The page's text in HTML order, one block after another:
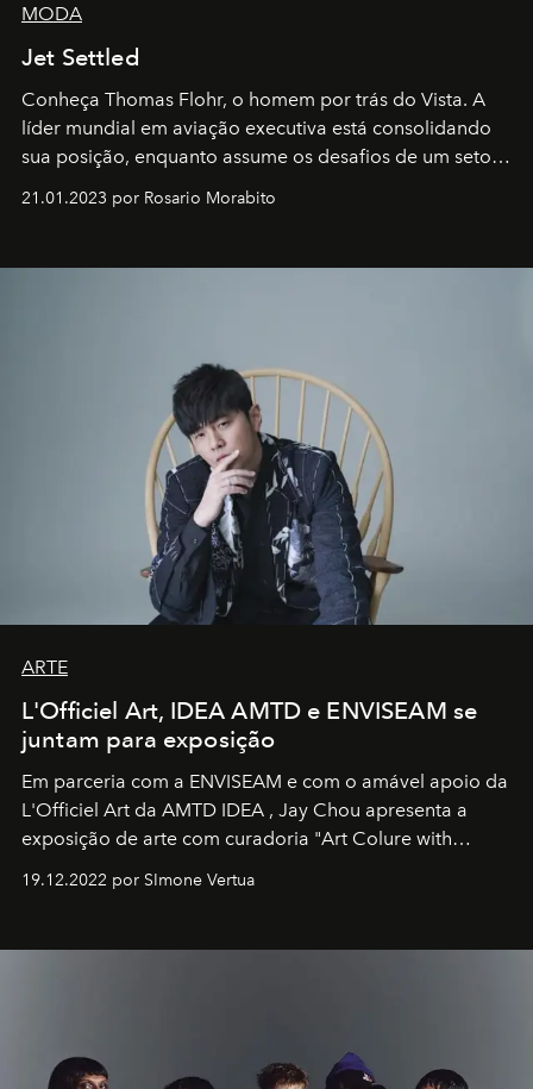
MODA
Jet Settled
Conheça Thomas Flohr, o homem por trás do Vista. A
líder mundial em aviação executiva está consolidando
sua posição, enquanto assume os desafios de um setor
21.01.2023 por Rosario Morabito
ARTE
L'Officiel Art, IDEA AMTD e ENVISEAM se
juntam para exposição
Em parceria com a ENVISEAM e com o amável apoio da
L'Officiel Art da AMTD IDEA , Jay Chou apresenta a
exposição de arte com curadoria "Art Colure with
19.12.2022 por SImone Vertua